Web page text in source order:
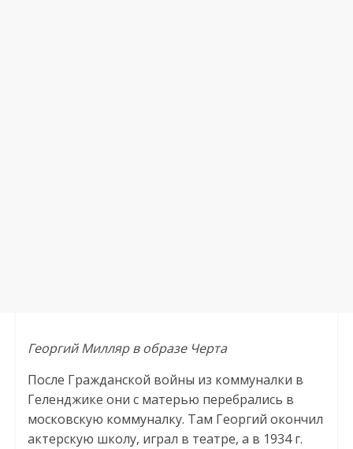
Георгий Милляр в образе Черта
После Гражданской войны из коммуналки в
Геленджике они с матерью перебрались в
московскую коммуналку. Там Георгий окончил
актерскую школу, играл в театре, а в 1934 г.